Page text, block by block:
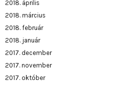
2018. április
2018. március
2018. február
2018. január
2017. december
2017. november
2017. október